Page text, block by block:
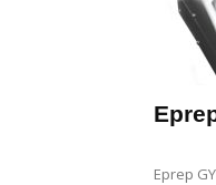
Eprep